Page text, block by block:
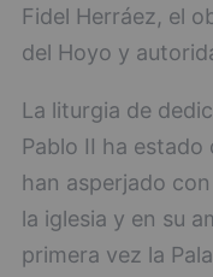
Fidel Herráez, el
del Hoyo y
La liturgia de
Pablo II ha estado
han asperjado
la iglesia y en su
primera vez la